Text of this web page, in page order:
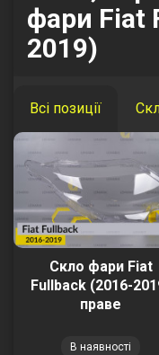
фари Fiat
2019)
Всі позиції
Скло фари Fiat
Fullback (2016-
праве
В наявності